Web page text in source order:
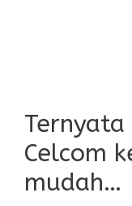
Celcom
mudah…